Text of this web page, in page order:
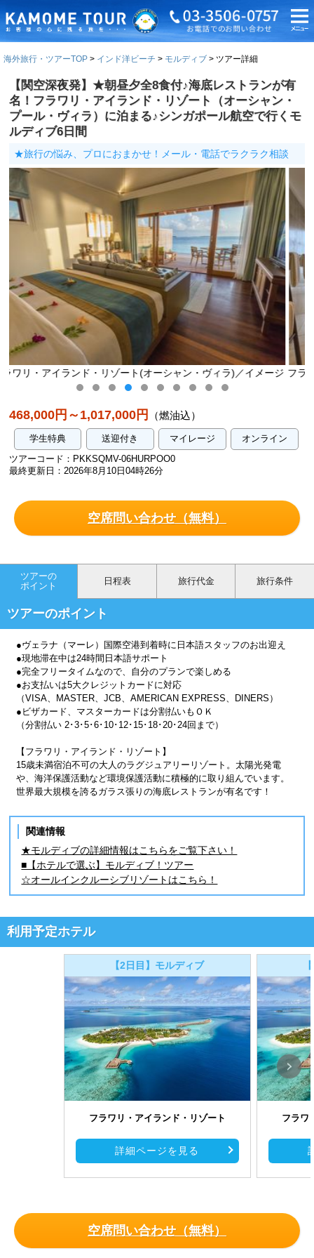
海外旅行・ツアーTOP インド洋ビーチ モルディブ ツアー詳細
【関空深夜発】★朝昼夕全8食付♪海底レストランが有
名！フラワリ・アイランド・リゾート（オーシャン・
プール・ヴィラ）に泊まる♪シンガポール航空で行くモ
ルディブ6日間
★旅行の悩み、プロにおまかせ！メール・電話でラクラク相談
ヴィラ)／イメージ フラワリ・アイランド・リゾート(オーシャン・
468,000円～1,017,000円 （燃油込）
学生特典 送迎付き マイレージ
オンライン
ツアーコード：PKKSQMV-06HURPOO0
最終更新日：2026年8月10日04時26分
空席問い合わせ（無料）
ツアーの
ポイント
日程表 旅行代金 旅行条件
ツアーのポイント
●ヴェラナ（マーレ）国際空港到着時に日本語スタッフのお出迎え
●現地滞在中は24時間日本語サポート
●完全フリータイムなので、自分のプランで楽しめる
●お支払いは5大クレジットカードに対応
（VISA、MASTER、JCB、AMERICAN EXPRESS、DINERS）
●ビザカード、マスターカードは分割払いもＯＫ
（分割払い 2･3･5･6･10･12･15･18･20･24回まで）
【フラワリ・アイランド・リゾート】
15歳未満宿泊不可の大人のラグジュアリーリゾート。太陽光発電
や、海洋保護活動など環境保護活動に積極的に取り組んでいます。
世界最大規模を誇るガラス張りの海底レストランが有名です！
関連情報
★モルディブの詳細情報はこちらをご覧下さい！
■【ホテルで選ぶ】モルディブ！ツアー
☆オールインクルーシブリゾートはこちら！
利用予定ホテル
【2日目】モルディブ
フラワリ・アイランド・リゾート
詳細ページを見る
フラワ
空席問い合わせ（無料）